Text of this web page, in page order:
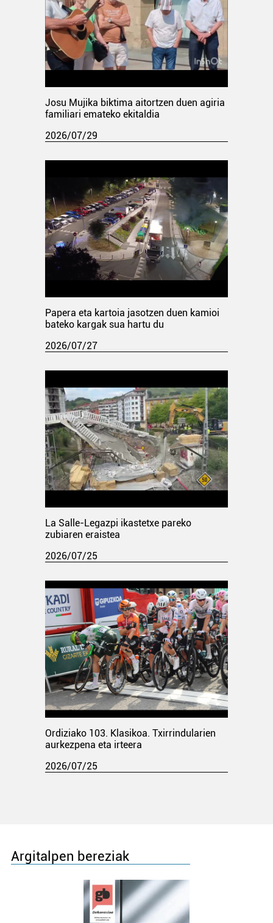
Josu Mujika biktima aitortzen duen agiria
familiari emateko ekitaldia
2026/07/29
Papera eta kartoia jasotzen duen kamioi
bateko kargak sua hartu du
2026/07/27
La Salle-Legazpi ikastetxe pareko
zubiaren eraistea
2026/07/25
Ordiziako 103. Klasikoa. Txirrindularien
aurkezpena eta irteera
2026/07/25
Argitalpen bereziak